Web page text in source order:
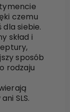
czemu
siebie.
skład i
sposób
rodzaju
SLS.